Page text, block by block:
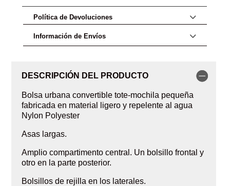
Política de Devoluciones
Información de Envíos
DESCRIPCIÓN DEL PRODUCTO
Bolsa urbana convertible tote-mochila pequeña
fabricada en material ligero y repelente al agua
Nylon Polyester
Asas largas.
Amplio compartimento central. Un bolsillo frontal y
otro en la parte posterior.
Bolsillos de rejilla en los laterales.